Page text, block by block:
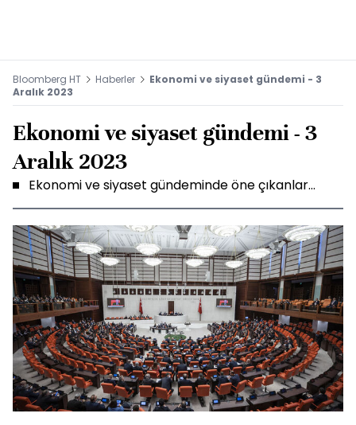
Bloomberg HT Haberler
Ekonomi ve siyaset gündemi - 3
Aralık 2023
Ekonomi ve siyaset gündemi - 3
Aralık 2023
Ekonomi ve siyaset gündeminde öne çıkanlar...